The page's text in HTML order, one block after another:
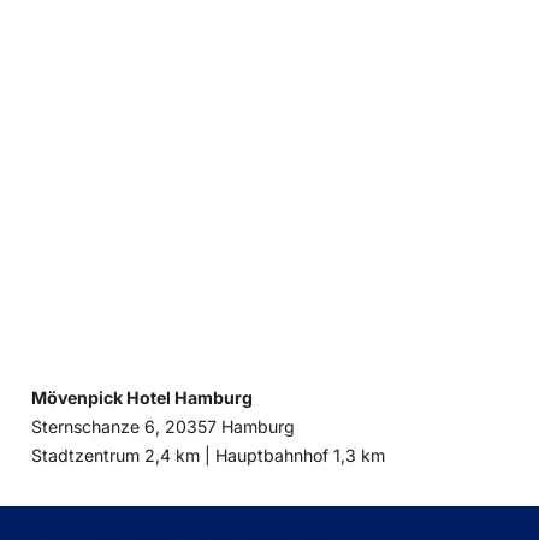
Mövenpick Hotel Hamburg
Sternschanze 6, 20357 Hamburg
Entfernung
Stadtzentrum 2,4 km | Entfernung
Hauptbahnhof 1,3 km